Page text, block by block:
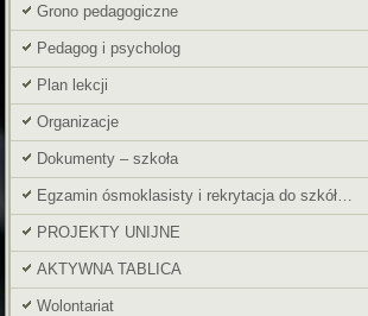
Grono pedagogiczne
Pedagog i psycholog
Plan lekcji
Organizacje
Dokumenty – szkoła
Egzamin ósmoklasisty i rekrytacja do szkół…
PROJEKTY UNIJNE
AKTYWNA TABLICA
Wolontariat